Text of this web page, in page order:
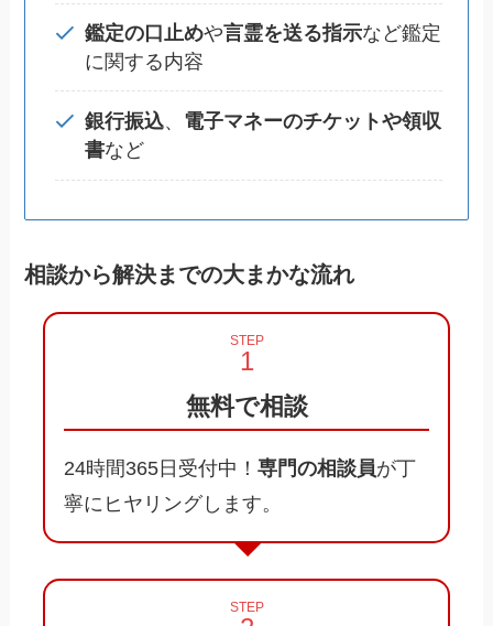
鑑定の口止めや言霊を送る指示など鑑定
に関する内容
銀行振込、 電子マネーのチケットや領収
書など
相談から解決までの大まかな流れ
STEP
無料で相談
24時間365日受付中！専門の相談員が丁
寧にヒヤリングします。
STEP